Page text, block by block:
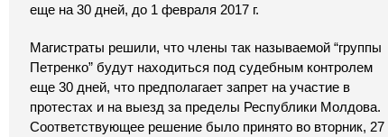
еще на 30 дней, до 1 февраля 2017 г.
Магистраты решили, что члены так называемой “группы
Петренко” будут находиться под судебным контролем
еще 30 дней, что предполагает запрет на участие в
протестах и на выезд за пределы Республики Молдова.
Соответствующее решение было принято во вторник, 27